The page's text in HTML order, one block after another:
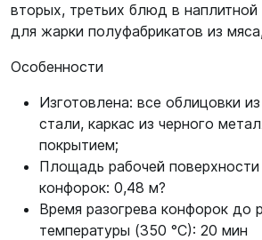
вторых, третьих блюд в
для жарки полуфабрикатов из
Особенности
Изготовлена: все облицовки
стали, каркас из черного
покрытием;
Площадь рабочей поверхности
конфорок: 0,48 м?
Время разогрева конфорок до
температуры (350 °С): 20 мин